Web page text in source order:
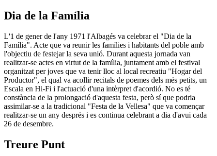
Dia de la Família
L'1 de gener de l'any 1971 l'Albagés va celebrar el "Dia de la
Família". Acte que va reunir les famílies i habitants del poble amb
l'objectiu de festejar la seva unió. Durant aquesta jornada van
realitzar-se actes en virtut de la família, juntament amb el festival
organitzat per joves que va tenir lloc al local recreatiu "Hogar del
Productor", el qual va acollir recitals de poemes dels més petits, un
Escala en Hi-Fi i l'actuació d'una intèrpret d'acordió. No es té
constància de la prolongació d'aquesta festa, però sí que podria
assimilar-se a la tradicional "Festa de la Vellesa" que va començar
realitzar-se un any després i es continua celebrant a dia d'avui cada
26 de desembre.
Treure Punt